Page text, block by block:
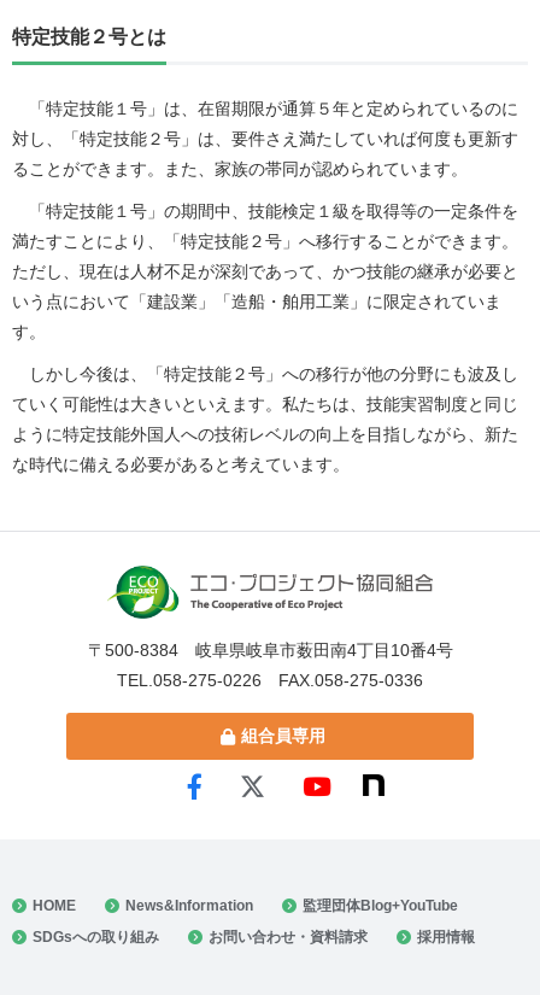
特定技能２号とは
「特定技能１号」は、在留期限が通算５年と定められているのに
対し、「特定技能２号」は、要件さえ満たしていれば何度も更新す
ることができます。また、家族の帯同が認められています。
「特定技能１号」の期間中、技能検定１級を取得等の一定条件を
満たすことにより、「特定技能２号」へ移行することができます。
ただし、現在は人材不足が深刻であって、かつ技能の継承が必要と
いう点において「建設業」「造船・舶用工業」に限定されていま
す。
しかし今後は、「特定技能２号」への移行が他の分野にも波及し
ていく可能性は大きいといえます。私たちは、技能実習制度と同じ
ように特定技能外国人への技術レベルの向上を目指しながら、新た
な時代に備える必要があると考えています。
〒500-8384 岐阜県岐阜市薮田南4丁目10番4号
TEL.058-275-0226 FAX.058-275-0336
組合員専用
HOME News&Information
監理団体Blog+YouTube
SDGsへの取り組み
お問い合わせ・資料請求 採用情報